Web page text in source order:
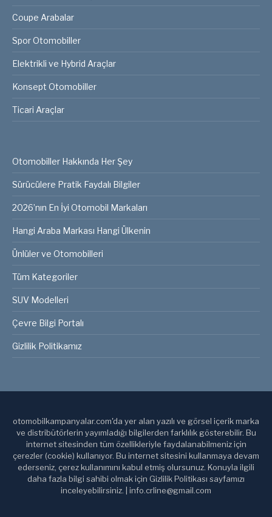
Coupe Arabalar
Spor Otomobiller
Elektrikli ve Hybrid Araçlar
Konsept Otomobiller
Ticari Araçlar
Otomobiller Hakkında Her Şey
Sürücülere Pratik Faydalı Bilgiler
2026’nın En İyi Otomobil Markaları
Hangi Araba Markası Hangi Ülkenin
Ünlüler ve Otomobilleri
Tüm Kategoriler
SUV Modelleri
Çevre Bilgi Portalı
Gizlilik Politikamız
otomobilkampanyalar.com'da yer alan yazılı ve görsel içerik marka
ve distribütörlerin yayımladığı bilgilerden farklılık gösterebilir. Bu
internet sitesinden tüm özellikleriyle faydalanabilmeniz için
çerezler (cookie) kullanıyor. Bu internet sitesini kullanmaya devam
ederseniz, çerez kullanımını kabul etmiş olursunuz. Konuyla ilgili
daha fazla bilgi sahibi olmak için Gizlilik Politikası sayfamızı
inceleyebilirsiniz. | info.crline@gmail.com